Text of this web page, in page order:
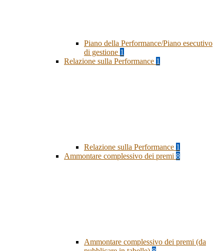
Piano della Performance/Piano esecutivo
di gestione 1
Relazione sulla Performance 1
Relazione sulla Performance 1
Ammontare complessivo dei premi 8
Ammontare complessivo dei premi (da